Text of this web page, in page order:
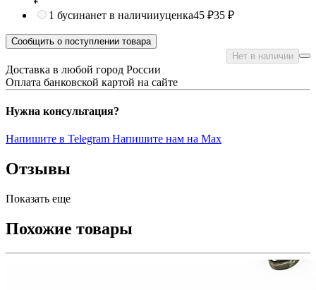
1 бусинанет в наличииуценка45 ₽35 ₽
Сообщить о поступлении товара
Нет в наличии
Доставка в любой город России
Оплата банковской картой на сайте
Нужна консультация?
Напишите в Telegram Напишите нам на Max
Отзывы
Показать еще
Похожие товары